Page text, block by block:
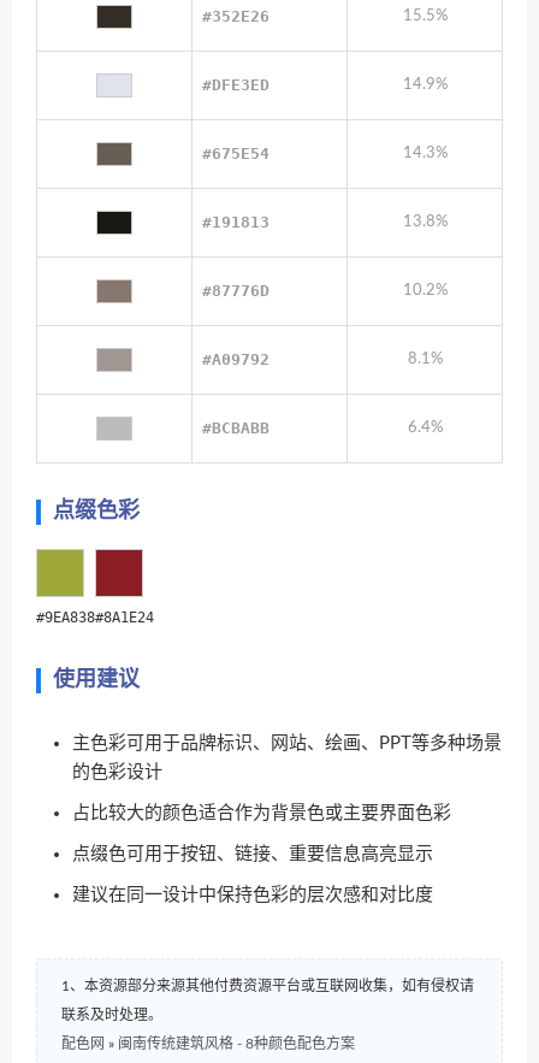
#352E26 15.5%
#DFE3ED 14.9%
#675E54 14.3%
#191813 13.8%
#87776D 10.2%
#A09792 8.1%
#BCBABB 6.4%
点缀色彩
#9EA838#8A1E24
使用建议
主色彩可用于品牌标识、网站、绘画、PPT等多种场景
的色彩设计
占比较大的颜色适合作为背景色或主要界面色彩
点缀色可用于按钮、链接、重要信息高亮显示
建议在同一设计中保持色彩的层次感和对比度
1、本资源部分来源其他付费资源平台或互联网收集，如有侵权请
联系及时处理。
配色网 » 闽南传统建筑风格 - 8种颜色配色方案